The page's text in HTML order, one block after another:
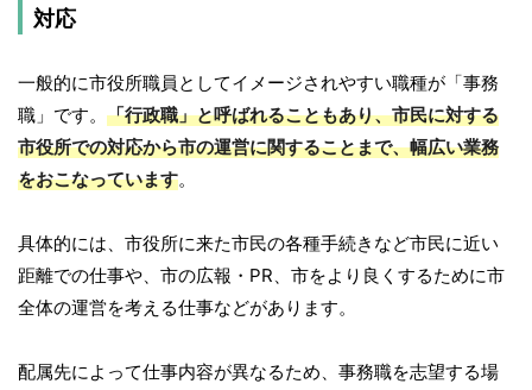
対応
一般的に市役所職員としてイメージされやすい職種が「事務
職」です。 「行政職」と呼ばれることもあり、市民に対する
市役所での対応から市の運営に関することまで、幅広い業務
をおこなっています。
具体的には、市役所に来た市民の各種手続きなど市民に近い
距離での仕事や、市の広報・PR、市をより良くするために市
全体の運営を考える仕事などがあります。
配属先によって仕事内容が異なるため、事務職を志望する場